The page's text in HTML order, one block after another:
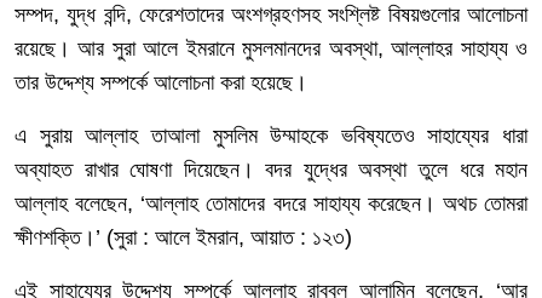
সম্পদ,যুদ্ধ বন্দি, ফেরেশতাদের অংশগ্রহণসহ সংশ্লিষ্ট বিষয়গুলোর আলোচনা
রয়েছে। আর সুরা আলে ইমরানে মুসলমানদের অবস্থা,আল্লাহর সাহায্য ও
তার উদ্দেশ্য সম্পর্কে আলোচনা করা হয়েছে।
এ সুরায় আল্লাহ তাআলা মুসলিম উম্মাহকে ভবিষ্যতেও সাহায্যের ধারা
অব্যাহত রাখার ঘোষণা দিয়েছেন। বদর যুদ্ধের অবস্থা তুলে ধরে মহান
আল্লাহ বলেছেন, ‘আল্লাহ তোমাদের বদরে সাহায্য করেছেন। অথচ তোমরা
ক্ষীণশক্তি। ’ (সুরা: আলে ইমরান, আয়াত: ১২৩)
এই সাহায্যের উদ্দেশ্য সম্পর্কে আল্লাহ রাব্বুল আলামিন বলেছেন, ‘আর